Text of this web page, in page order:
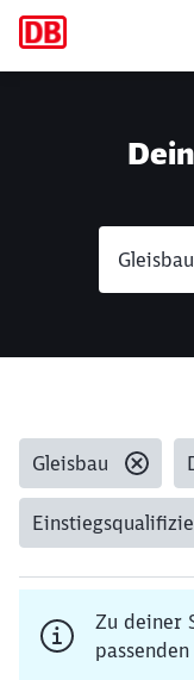
Gesetzte Filter:
Gleisbau
Zu deiner